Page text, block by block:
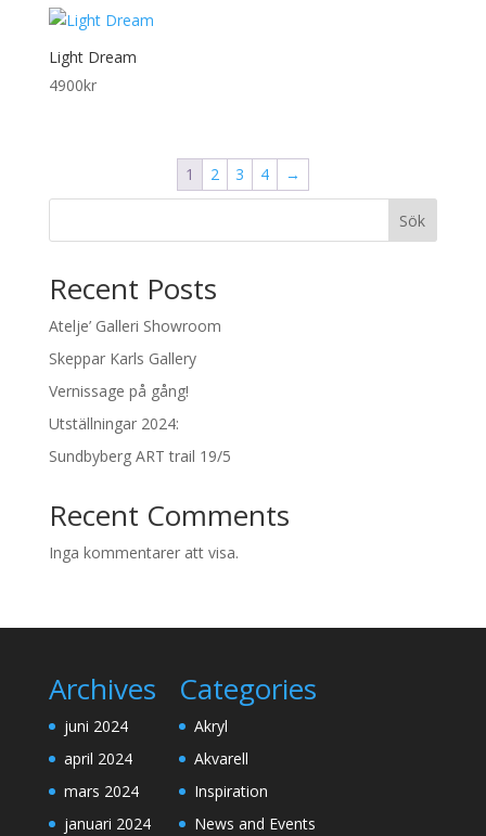
Light Dream
4900kr
1 2 3 4 →
Sök
Recent Posts
Atelje’ Galleri Showroom
Skeppar Karls Gallery
Vernissage på gång!
Utställningar 2024:
Sundbyberg ART trail 19/5
Recent Comments
Inga kommentarer att visa.
Archives
juni 2024
april 2024
mars 2024
januari 2024
Categories
Akryl
Akvarell
Inspiration
News and Events